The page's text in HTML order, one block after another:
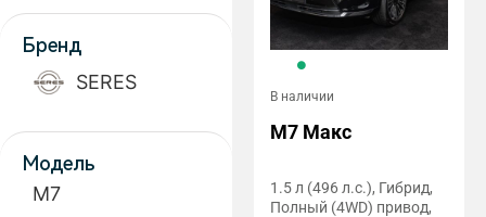
Бренд
SERES
Модель
M7
В наличии
M7 Макс
1.5 л (496 л.с.), Гибрид,
Полный (4WD) привод,